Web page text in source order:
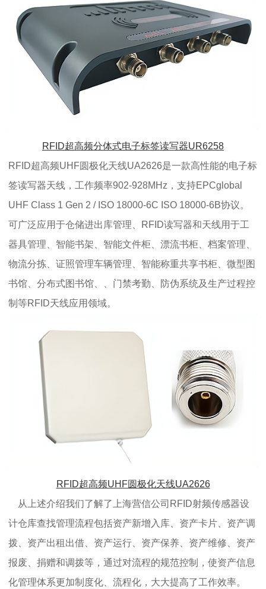
RFID超高频分体式电子标签读写器UR6258
RFID超高频UHF圆极化天线UA2626是一款高性能的电子标
签读写器天线，工作频率902-928MHz，支持EPCglobal
UHF Class 1 Gen 2 / ISO 18000-6C ISO 18000-6B协议。
可广泛应用于仓储进出库管理、RFID读写器和天线用于工
器具管理、智能书架、智能文件柜、漂流书柜、档案管理、
物流分拣、证照管理车辆管理、智能称重共享书柜、微型图
书馆、分布式图书馆、、门禁考勤、防伪系统及生产过程控
制等RFID天线应用领域。
RFID超高频UHF圆极化天线UA2626
从上述介绍我们了解了上海营信公司RFID射频传感器设
计仓库查找管理流程包括资产新增入库、资产卡片、资产调
拨、资产出租出借、资产运行、资产保养、资产维修、资产
报废、捐赠和调拨等，通过对流程的规范控制，使资产信息
化管理体系更加制度化、流程化，大大提高了工作效率。